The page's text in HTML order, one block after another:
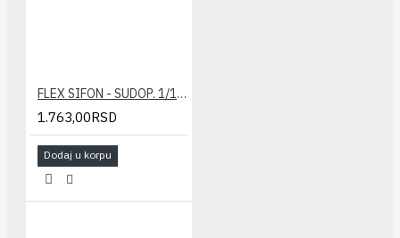
FLEX SIFON - SUDOP. 1/1+ PRELIV (fi 90/114)
1.763,00RSD
Dodaj u korpu